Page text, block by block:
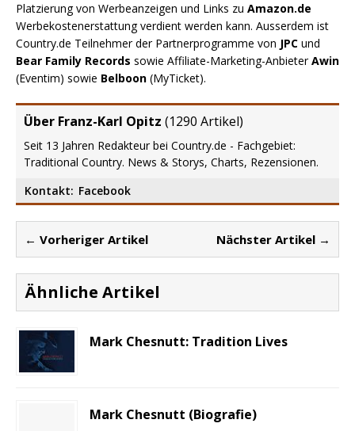
Platzierung von Werbeanzeigen und Links zu Amazon.de
Werbekostenerstattung verdient werden kann. Ausserdem ist
Country.de Teilnehmer der Partnerprogramme von JPC und
Bear Family Records sowie Affiliate-Marketing-AnbieterAwin
(Eventim) sowie Belboon (MyTicket).
Über Franz-Karl Opitz (1290 Artikel)
Seit 13 Jahren Redakteur bei Country.de - Fachgebiet:
Traditional Country. News & Storys, Charts, Rezensionen.
Kontakt: Facebook
← Vorheriger Artikel Nächster Artikel →
Ähnliche Artikel
Mark Chesnutt: Tradition Lives
Mark Chesnutt (Biografie)